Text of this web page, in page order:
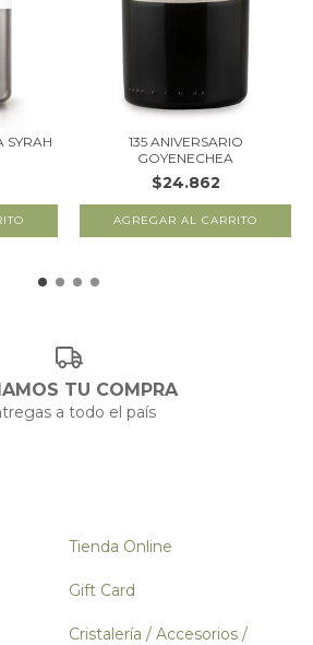
SYRAH
135 ANIVERSARIO
GOYENECHEA
$24.862
TU COMPRA
a todo el país
Tienda Online
Gift Card
Cristalería / Accesorios /